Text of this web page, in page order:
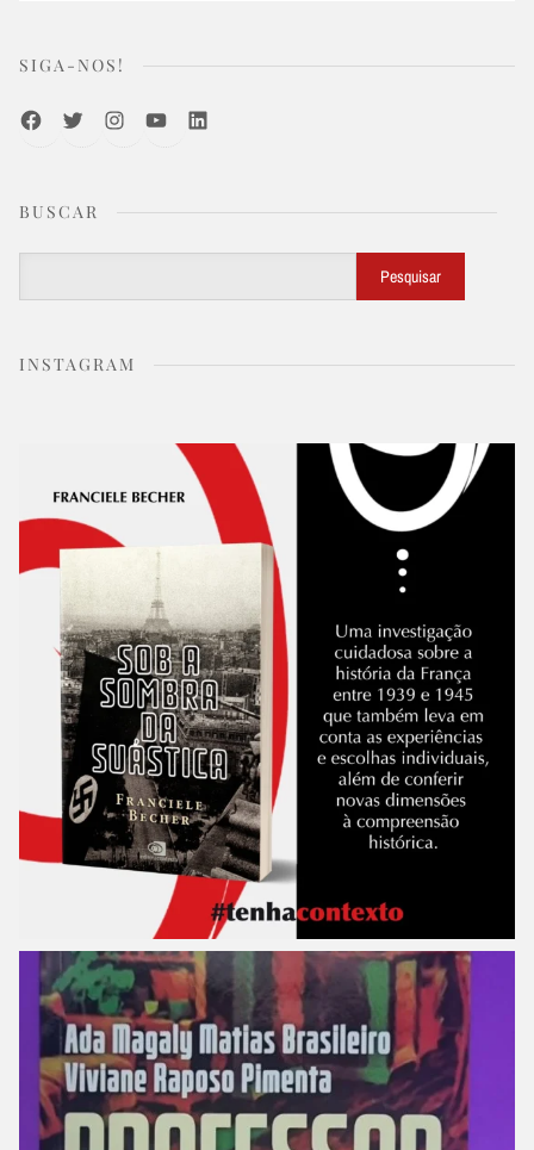
SIGA-NOS!
FacebookTwitterInstagramYoutubeLinkedIn
BUSCAR
Pesquisar
INSTAGRAM